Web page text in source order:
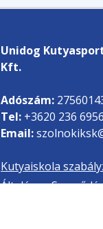
Unidog Kutyasport
Kft.
Adószám:
Tel: +3620 236 6956
Email:
Kutyaiskola
Általános